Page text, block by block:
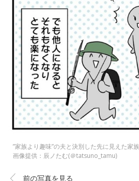
”家族より趣味”の夫と決別した先に見えた家
画像提供：辰ノたむ(＠tatsuno_tamu)
前の写真を見る